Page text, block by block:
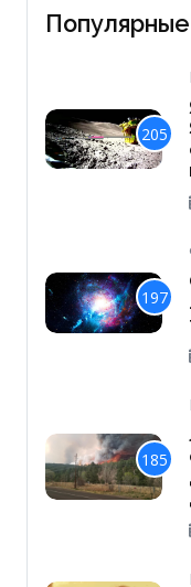
205
197
185